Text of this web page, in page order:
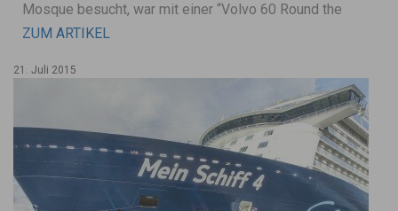
Mosque besucht, war mit einer “Volvo 60 Round the
ZUM ARTIKEL
21. Juli 2015